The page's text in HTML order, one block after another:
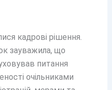
кадрові рішення.
зауважила, що
питання
очільниками